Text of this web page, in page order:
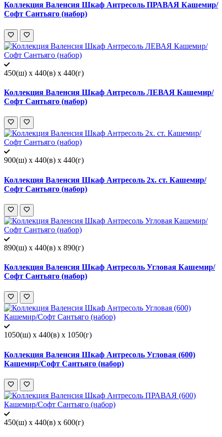
Коллекция Валенсия Шкаф Антресоль ПРАВАЯ Кашемир/
Софт Сантьяго (набор)
450(ш) x 440(в) x 440(г)
Коллекция Валенсия Шкаф Антресоль ЛЕВАЯ Кашемир/
Софт Сантьяго (набор)
900(ш) x 440(в) x 440(г)
Коллекция Валенсия Шкаф Антресоль 2х. ст. Кашемир/
Софт Сантьяго (набор)
890(ш) x 440(в) x 890(г)
Коллекция Валенсия Шкаф Антресоль Угловая Кашемир/
Софт Сантьяго (набор)
1050(ш) x 440(в) x 1050(г)
Коллекция Валенсия Шкаф Антресоль Угловая (600)
Кашемир/Софт Сантьяго (набор)
450(ш) x 440(в) x 600(г)